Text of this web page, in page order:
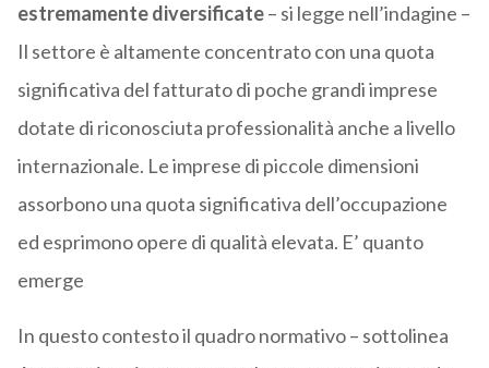
estremamente diversificate– si legge nell’indagine –
Il settore è altamente concentrato con una quota
significativa del fatturato di poche grandi imprese
dotate di riconosciuta professionalità anche a livello
internazionale. Le imprese di piccole dimensioni
assorbono una quota significativa dell’occupazione
ed esprimono opere di qualità elevata. E’ quanto
emerge
In questo contesto il quadro normativo – sottolinea